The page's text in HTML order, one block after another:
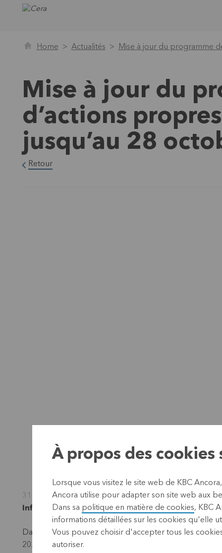
Home Actualités Mise à jour du programme
Mise à jour du
d’actions
jusqu’au 28
Retour
31 octobre 2022
Informations réglementées, informations
Dans le cadre du programme de rachat d’actions
2022, KBC Ancora signale qu’elle a racheté au total
À propos des cookies
Lorsque vous visitez le site web de KBC
Ancora utilise pour adapter son site web aux
Dans sa politique en matière de cookies, KBC
informations détaillées sur les cookies qu'elle
Vous pouvez choisir d'accepter tous les
autoriser.